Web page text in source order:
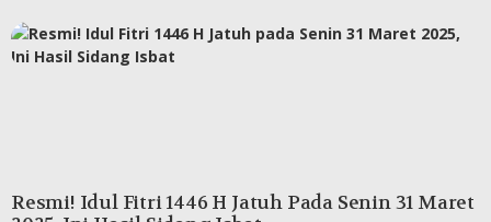
Resmi! Idul Fitri 1446 H Jatuh Pada Senin 31 Maret